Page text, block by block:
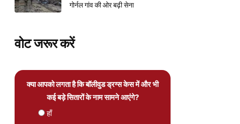
गोर्नल गांव की ओर बढ़ी सेना
वोट जरूर करें
क्या आपको लगता है कि बॉलीवुड ड्रग्स केस में और भी
कई बड़े सितारों के नाम सामने आएंगे?
हाँ